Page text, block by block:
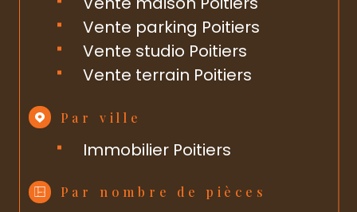
Vente parking Poitiers
Vente studio Poitiers
Vente terrain Poitiers
Par ville
Immobilier Poitiers
Par nombre de pièces